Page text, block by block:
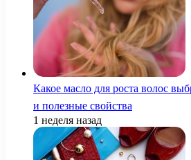
Какое масло для роста волос
и полезные свойства
1 неделя назад